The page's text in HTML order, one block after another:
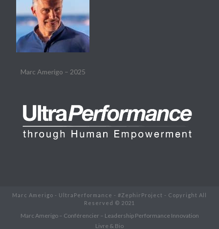
Marc Amerigo – 2025
Marc Amerigo - UltraPerformance - #ZephirProject - Copyright All
Reserved © 2021
Marc Amerigo – Conférencier – Leadership Performance Innovation
Livre & Bio